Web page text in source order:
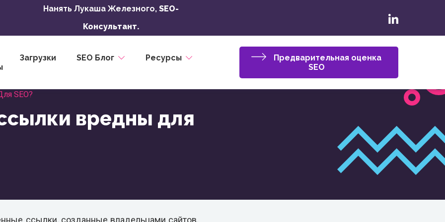
Нанять Лукаша Железного,SEO-
Консультант.
Загрузки SEO Блог
Ресурсы
Предварительная оценка
SEO
SEO?
вредны для
ссылки, созданные владельцами сайтов,